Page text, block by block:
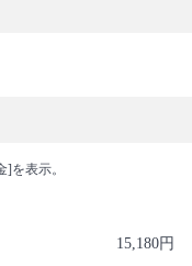
を表示。
15,180円